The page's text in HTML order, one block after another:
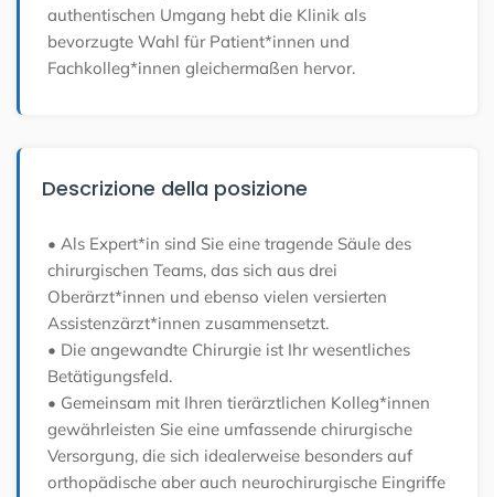
authentischen Umgang hebt die Klinik als
bevorzugte Wahl für Patient*innen und
Fachkolleg*innen gleichermaßen hervor.
Descrizione della posizione
• Als Expert*in sind Sie eine tragende Säule des
chirurgischen Teams, das sich aus drei
Oberärzt*innen und ebenso vielen versierten
Assistenzärzt*innen zusammensetzt.
• Die angewandte Chirurgie ist Ihr wesentliches
Betätigungsfeld.
• Gemeinsam mit Ihren tierärztlichen Kolleg*innen
gewährleisten Sie eine umfassende chirurgische
Versorgung, die sich idealerweise besonders auf
orthopädische aber auch neurochirurgische Eingriffe